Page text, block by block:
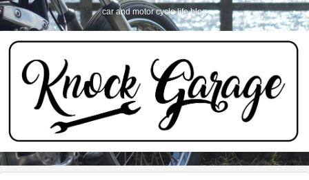
car and motor cycle life blog